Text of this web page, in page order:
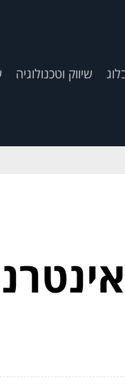
שיווק וטכנולוגיה